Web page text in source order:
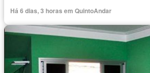
Há 6 dias, 3 horas em QuintoAndar